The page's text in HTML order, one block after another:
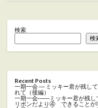
検索
検
Recent Posts
一期一会 ― ミッキー君が残し
れて（後編）
一期一会――ミッキー君が残し
リボンだより④ できることが